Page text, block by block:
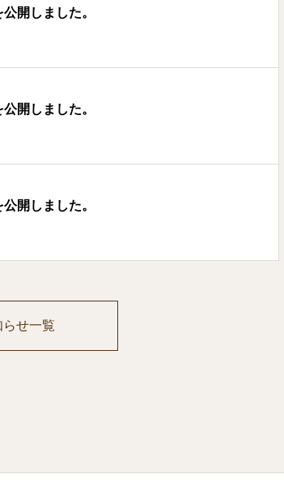
開しました。
開しました。
開しました。
らせ一覧